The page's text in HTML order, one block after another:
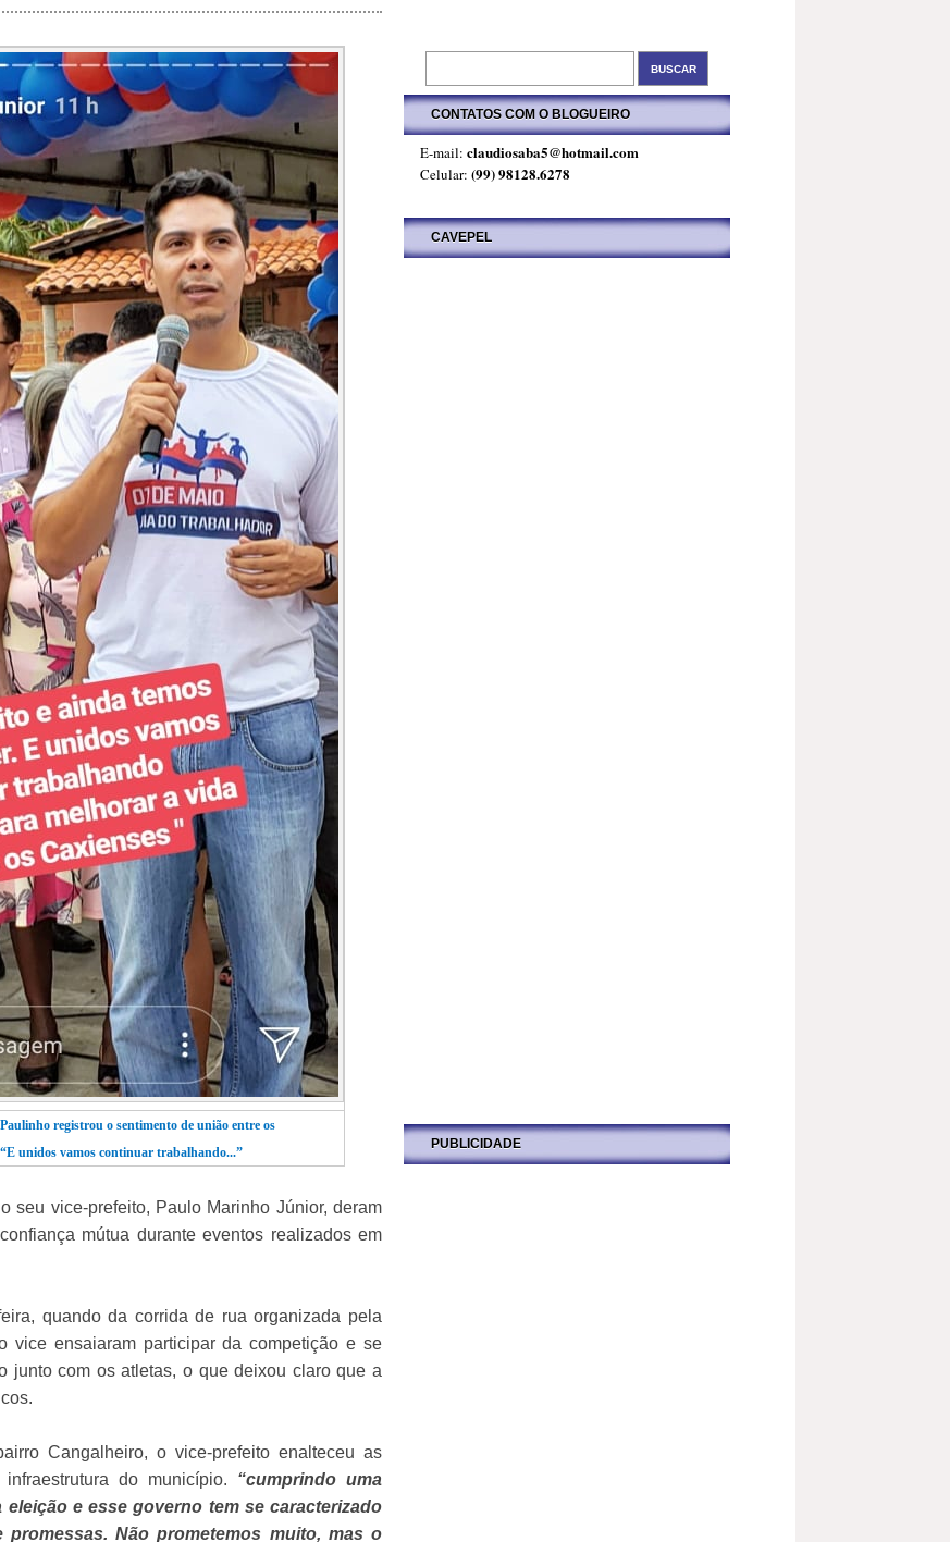
registrou o sentimento de união entre os
unidos vamos continuar trabalhando...”
seu vice-prefeito, Paulo Marinho Júnior, deram
mútua durante eventos realizados em
quando da corrida de rua organizada pela
vice ensaiaram participar da competição e se
junto com os atletas, o que deixou claro que a
Cangalheiro, o vice-prefeito enalteceu as
do município. “cumprindo uma
e esse governo tem se caracterizado
Não prometemos muito, mas o
CONTATOS COM O BLOGUEIRO
E-mail: claudiosaba5@hotmail.com
Celular: (99) 98128.6278
CAVEPEL
PUBLICIDADE